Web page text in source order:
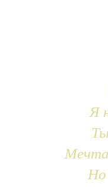
Я